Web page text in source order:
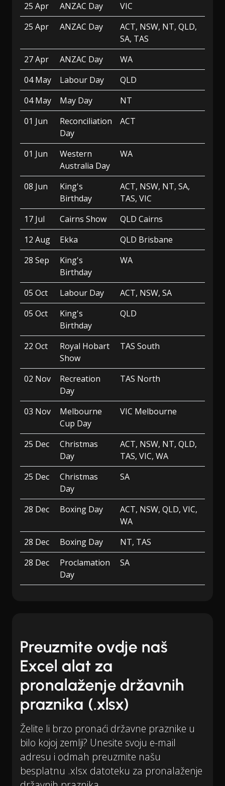
25 Apr
ANZAC Day
VIC
25 Apr
ANZAC Day
ACT, NSW, NT, QLD,
SA, TAS
27 Apr
ANZAC Day
WA
04 May
Labour Day
QLD
04 May
May Day
NT
01 Jun
Reconciliation
Day
ACT
01 Jun
Western
Australia Day
WA
08 Jun
King's
Birthday
ACT, NSW, NT, SA,
TAS, VIC
17 Jul
Cairns Show
QLD Cairns
12 Aug
Ekka
QLD Brisbane
28 Sep
King's
Birthday
WA
05 Oct Labour Day
ACT, NSW, SA
05 Oct
King's
Birthday
QLD
22 Oct
Royal Hobart
Show
TAS South
02 Nov
Recreation
Day
TAS North
03 Nov
Melbourne
Cup Day
VIC Melbourne
25 Dec
Christmas
Day
ACT, NSW, NT, QLD,
TAS, VIC, WA
25 Dec
Christmas
Day
SA
28 Dec Boxing Day
ACT, NSW, QLD, VIC,
WA
28 Dec
Boxing Day
NT, TAS
28 Dec
Proclamation
Day
SA
Preuzmite ovdje naš
Excel alat za
pronalaženje državnih
praznika (.xlsx)
Želite li brzo pronaći državne praznike u
bilo kojoj zemlji? Unesite svoju e-mail
adresu i odmah preuzmite našu
besplatnu .xlsx datoteku za pronalaženje